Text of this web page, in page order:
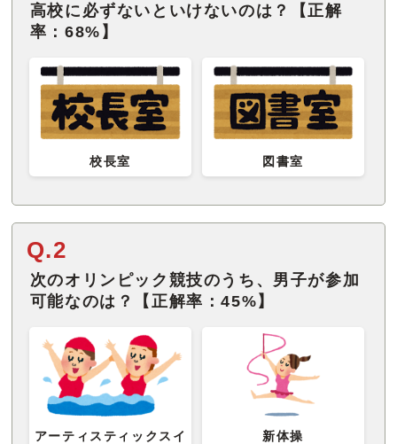
高校に必ずないといけないのは？【正解
率：68%】
校長室 図書室
Q.2
次のオリンピック競技のうち、男子が参加
可能なのは？【正解率：45%】
アーティスティックスイ
新体操